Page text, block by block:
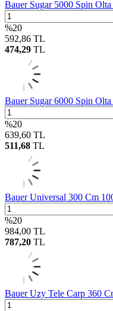
Bauer Sugar 5000 Spin
%20
592,86 TL
474,29 TL
Bauer Sugar 6000 Spin
%20
639,60 TL
511,68 TL
Bauer Universal 300 Cm
%20
984,00 TL
787,20 TL
Bauer Uzy Tele Carp 360